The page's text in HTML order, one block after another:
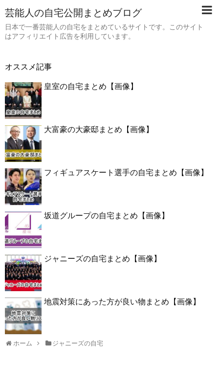
芸能人の自宅公開まとめブログ
日本で一番芸能人の自宅をまとめているサイトです。このサイト
はアフィリエイト広告を利用しています。
オススメ記事
皇室の自宅まとめ【画像】
大富豪の大豪邸まとめ【画像】
フィギュアスケート選手の自宅まとめ【画像】
坂道グループの自宅まとめ【画像】
ジャニーズの自宅まとめ【画像】
地震対策にあった方が良い物まとめ【画像】
ホーム ジャニーズの自宅